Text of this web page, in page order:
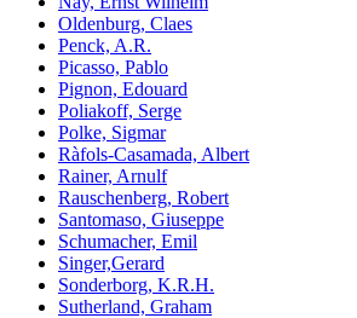
Oldenburg, Claes
Penck, A.R.
Picasso, Pablo
Pignon, Edouard
Poliakoff, Serge
Polke, Sigmar
Ràfols-Casamada, Albert
Rainer, Arnulf
Rauschenberg, Robert
Santomaso, Giuseppe
Schumacher, Emil
Singer,Gerard
Sonderborg, K.R.H.
Sutherland, Graham